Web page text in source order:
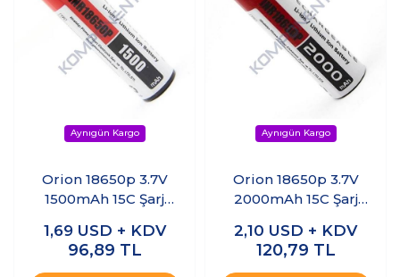
Orion 18650p 3.7V
1500mAh 15C Şarj
1,69 USD + KDV
96,89 TL
Orion 18650p 3.7V
2000mAh 15C Şarj
2,10 USD + KDV
120,79 TL